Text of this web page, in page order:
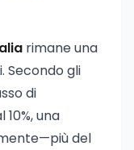
rimane una
Secondo gli
di
una
del